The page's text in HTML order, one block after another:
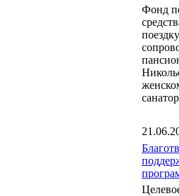
Фонд